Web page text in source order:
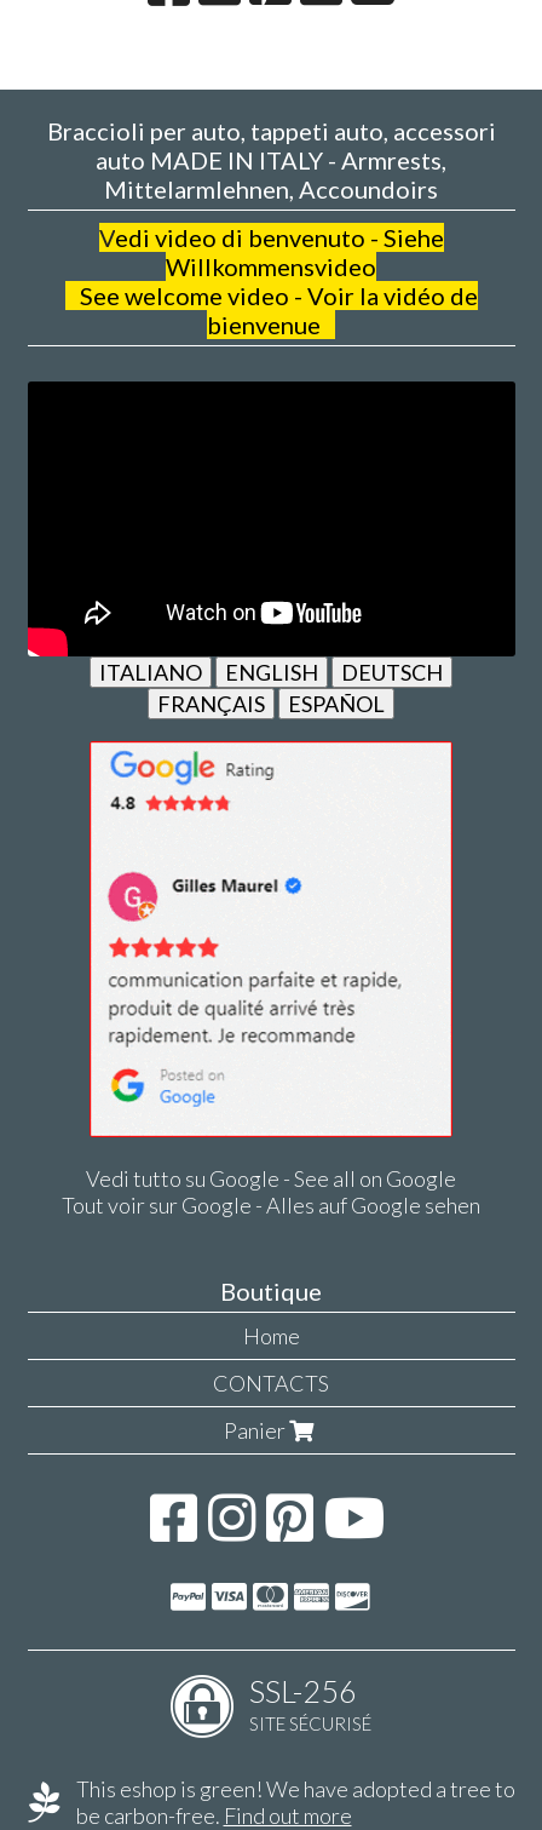
Braccioli per auto, tappeti auto, accessori
auto MADE IN ITALY - Armrests,
Mittelarmlehnen, Accoundoirs
Vedi video di benvenuto - Siehe
Willkommensvideo
See welcome video - Voir la vidéo de
bienvenue
ITALIANO ENGLISH
DEUTSCH
FRANÇAIS
ESPAÑOL
Vedi tutto su Google - See all on Google
Tout voir sur Google - Alles auf Google sehen
Boutique
Home
CONTACTS
Panier
SSL-256
SITE SÉCURISÉ
This eshop is green! We have adopted a tree to
be carbon-free. Find out more